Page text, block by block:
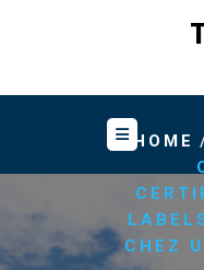
HOME
CHEZ